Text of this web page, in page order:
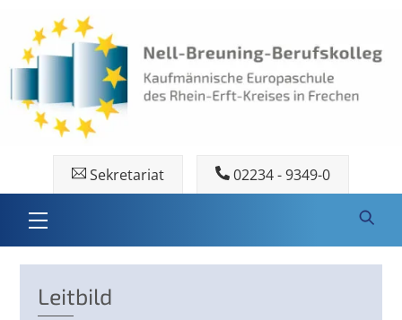
content
Sekretariat 02234 - 9349-0
Menu
Leitbild